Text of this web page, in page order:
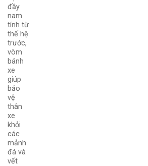
đầy
nam
tính từ
thế hệ
trước,
vòm
bánh
xe
giúp
bảo
vệ
thân
xe
khỏi
các
mảnh
đá và
vết